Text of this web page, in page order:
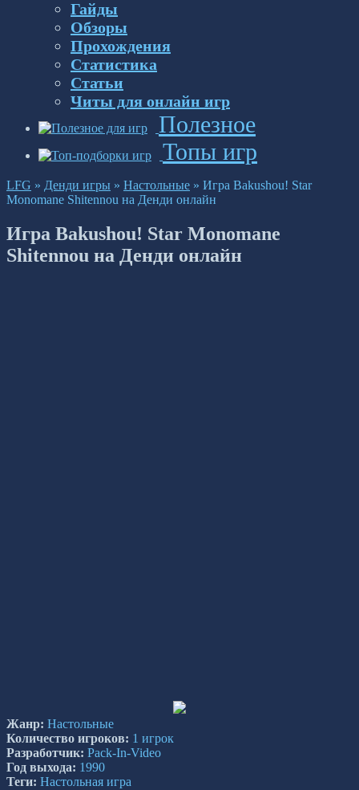
Гайды
Обзоры
Прохождения
Статистика
Статьи
Читы для онлайн игр
Полезное
Топы игр
LFG » Денди игры » Настольные » Игра Bakushou! Star
Monomane Shitennou на Денди онлайн
Игра Bakushou! Star Monomane
Shitennou на Денди онлайн
Жанр: Настольные
Количество игроков: 1 игрок
Разработчик: Pack-In-Video
Год выхода: 1990
Теги: Настольная игра